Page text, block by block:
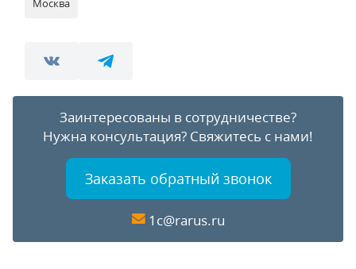
Москва
Заинтересованы в сотрудничестве?
Нужна консультация? Свяжитесь с нами!
Заказать обратный звонок
1c@rarus.ru